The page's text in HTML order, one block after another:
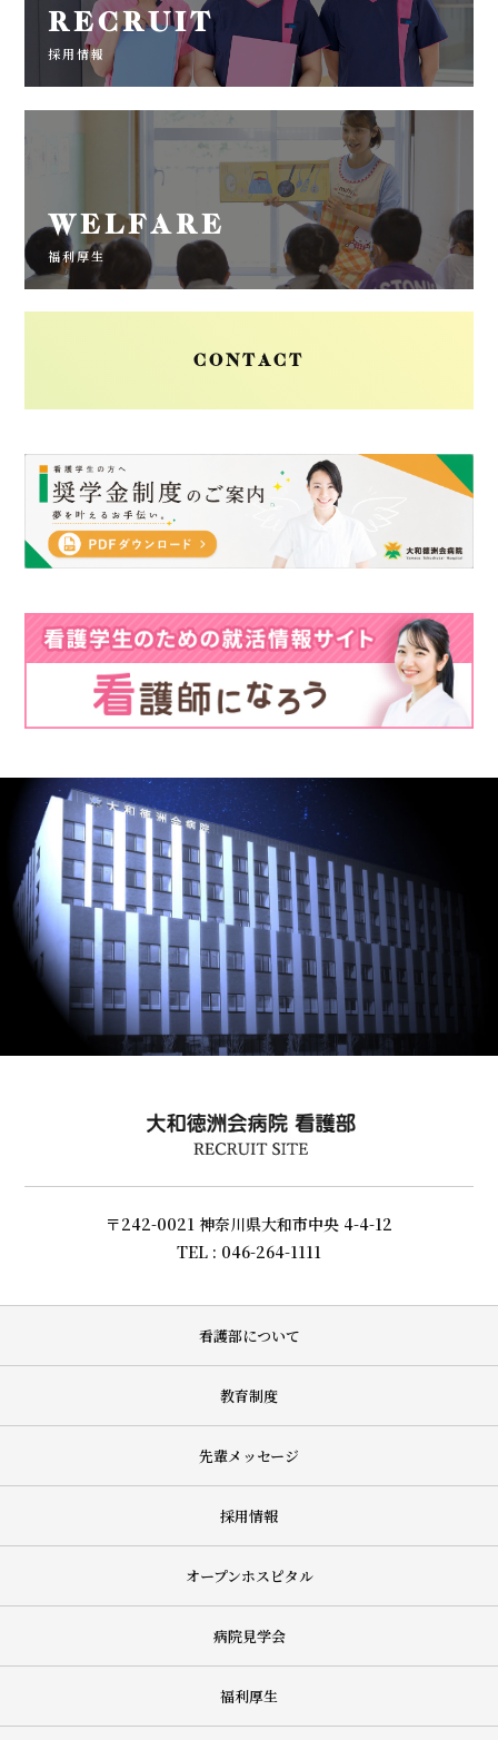
RECRUIT
採用情報
WELFARE
福利厚生
CONTACT
〒242-0021 神奈川県大和市中央 4-4-12
TEL : 046-264-1111
看護部について
教育制度
先輩メッセージ
採用情報
オープンホスピタル
病院見学会
福利厚生